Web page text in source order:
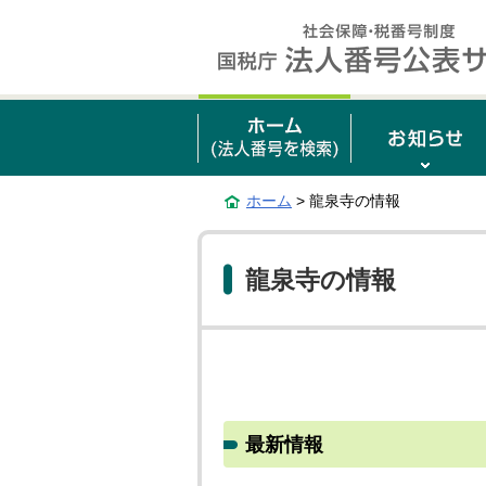
ホーム > 龍泉寺の情報
龍泉寺の情報
最新情報